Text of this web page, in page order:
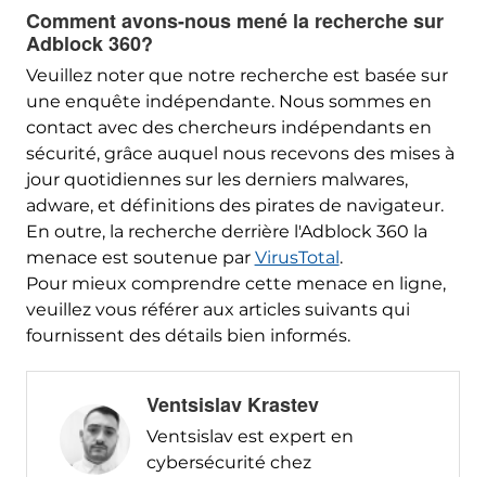
Comment avons-nous mené la recherche sur
Adblock 360?
Veuillez noter que notre recherche est basée sur
une enquête indépendante. Nous sommes en
contact avec des chercheurs indépendants en
sécurité, grâce auquel nous recevons des mises à
jour quotidiennes sur les derniers malwares,
adware, et définitions des pirates de navigateur.
En outre, la recherche derrière l'Adblock 360 la
menace est soutenue par VirusTotal .
Pour mieux comprendre cette menace en ligne,
veuillez vous référer aux articles suivants qui
fournissent des détails bien informés.
Ventsislav Krastev
Ventsislav est expert en
cybersécurité chez